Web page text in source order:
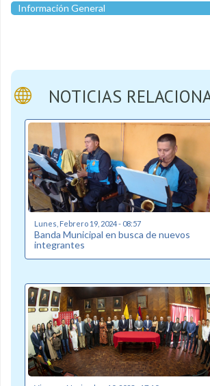
Información General
NOTICIAS
Lunes, Febrero 19, 2024 - 08:57
Banda Municipal en busca de nuevos
integrantes